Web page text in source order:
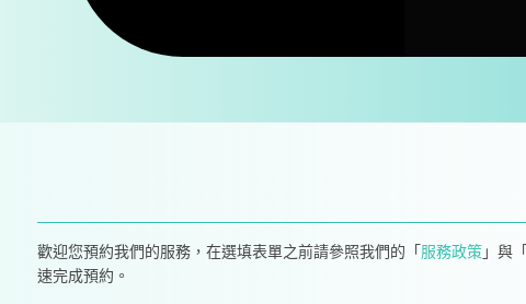
歡迎您預約我們的服務，在選填表單之前請參照我們的「 服務政策」與「
速完成預約。